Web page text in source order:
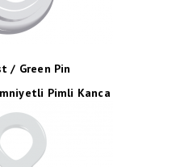
/ Green Pin
Pimli Kanca